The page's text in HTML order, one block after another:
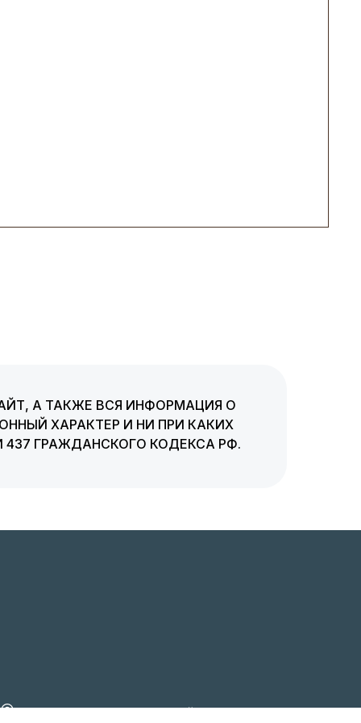
А ТАКЖЕ ВСЯ ИНФОРМАЦИЯ О
ХАРАКТЕР И НИ ПРИ КАКИХ
ГРАЖДАНСКОГО КОДЕКСА РФ.
г. Москва, ул. Трехгорный вал, 22, стр.1